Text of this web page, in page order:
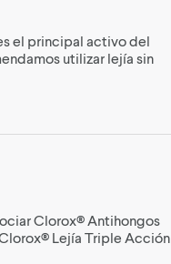
el principal activo del
utilizar lejía sin
Clorox® Antihongos
Lejía Triple Acción